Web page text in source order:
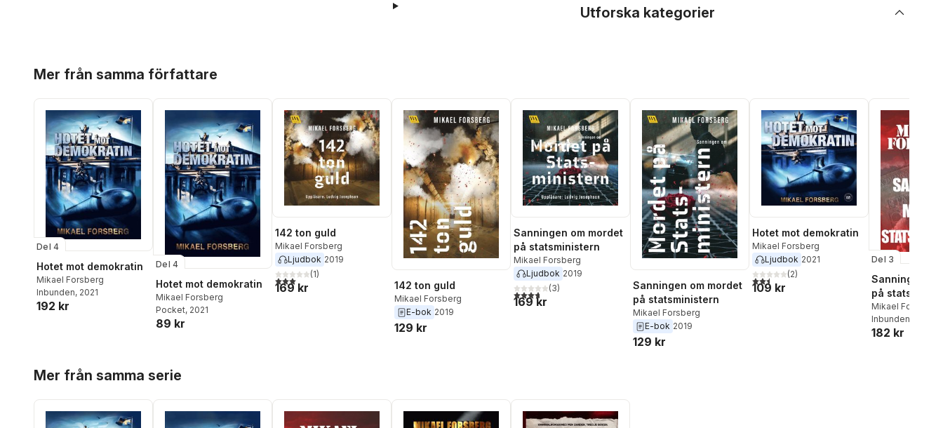
Utforska kategorier
Mer från samma författare
Del 4
Hotet mot demokratin
Mikael Forsberg
Inbunden, 2021
192 kr
Del 4
Hotet mot demokratin
Mikael Forsberg
Pocket, 2021
89 kr
142 ton guld
Mikael Forsberg
Ljudbok 2019
3,0utav 5 stjärnor. Totalt antal röster:
(1)
169 kr 142 ton guld
Mikael Forsberg
E-bok 2019
129 kr
Sanningen om mordet
på statsministern
Mikael Forsberg
Ljudbok 2019
3,7utav 5 stjärnor. Totalt antal röster:
(3)
169 kr
Sanningen om mordet
på statsministern
Mikael Forsberg
E-bok 2019
129 kr
Hotet mot demokratin
Mikael Forsberg
Ljudbok 2021
2,5utav 5 stjärnor. Totalt antal röster:
(2)
109 kr
Del 3
Sanningen
på
kriminalroman
Mikael Forsberg
Inbunden
182 kr
Mer från samma serie